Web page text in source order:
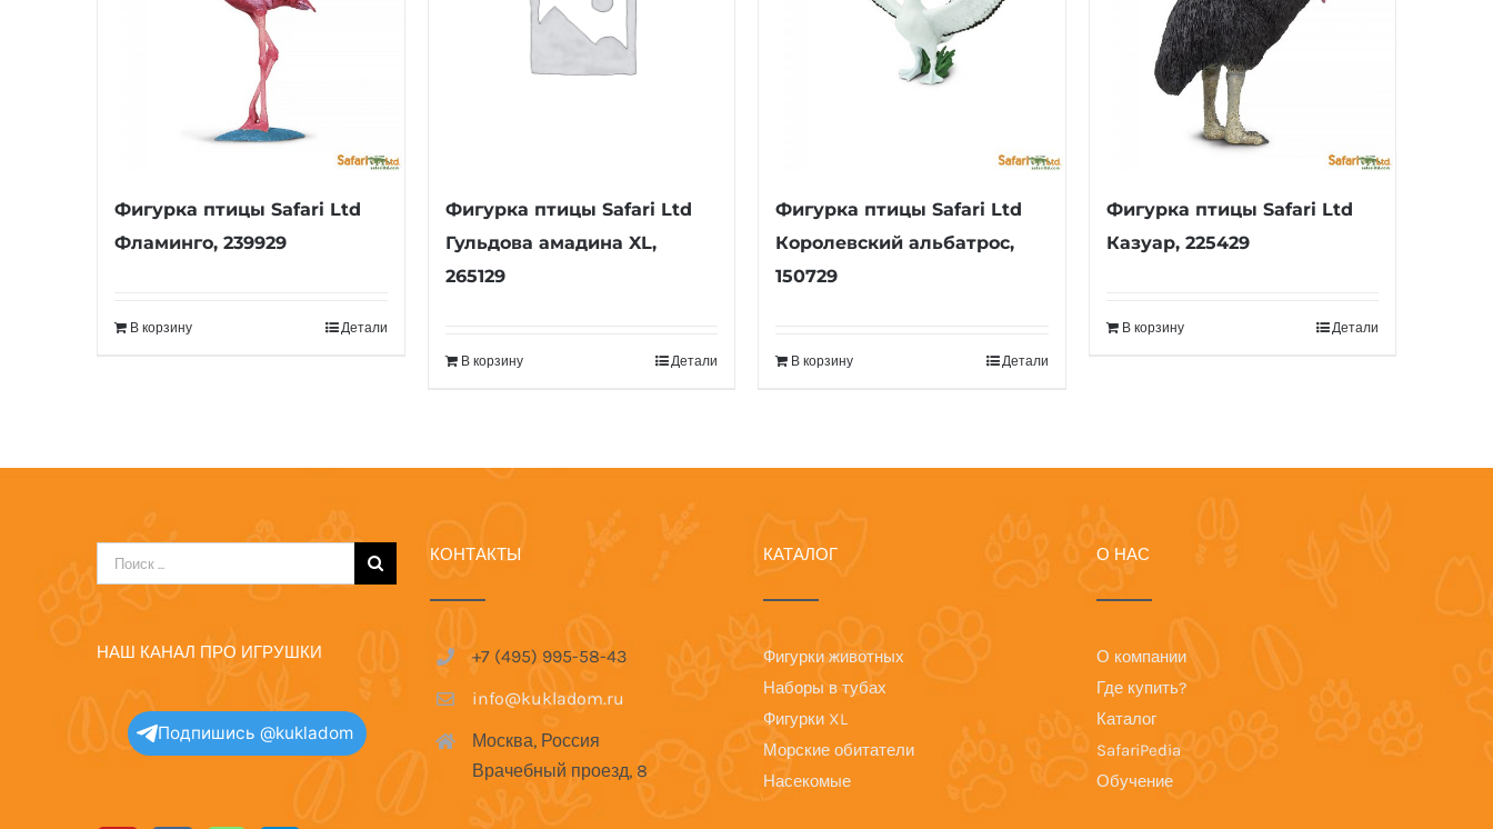
Фигурка птицы Safari Ltd
Фламинго, 239929
В корзину Детали
Фигурка птицы Safari Ltd
Гульдова амадина XL,
265129
В корзину Детали
Фигурка птицы Safari Ltd
Королевский альбатрос,
150729
В корзину Детали
Фигурка птицы Safari Ltd
Казуар, 225429
В корзину Детали
Результат
поиска:
НАШ КАНАЛ ПРО ИГРУШКИ
Подпишись @kukladom
КОНТАКТЫ
+7 (495) 995-58-43
info@kukladom.ru
Москва, Россия
Врачебный проезд, 8
КАТАЛОГ
Фигурки животных
Наборы в тубах
Фигурки XL
Морские обитатели
Насекомые
О НАС
О компании
Где купить?
Каталог
SafariPedia
Обучение